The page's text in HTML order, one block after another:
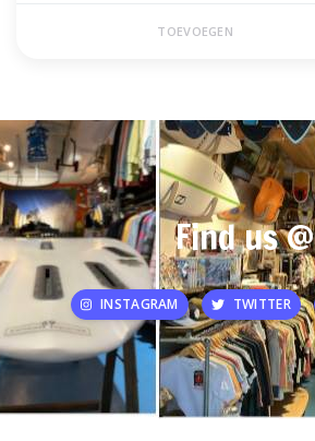
TOEVOEGEN
Find us @
INSTAGRAM TWITTER